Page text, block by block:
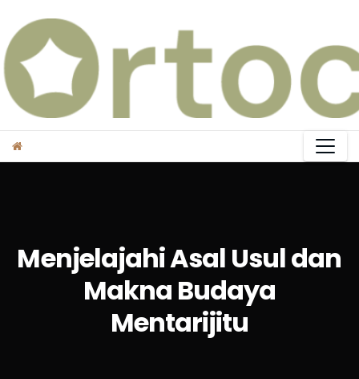
content
Menjelajahi Asal Usul dan
Makna Budaya
Mentarijitu